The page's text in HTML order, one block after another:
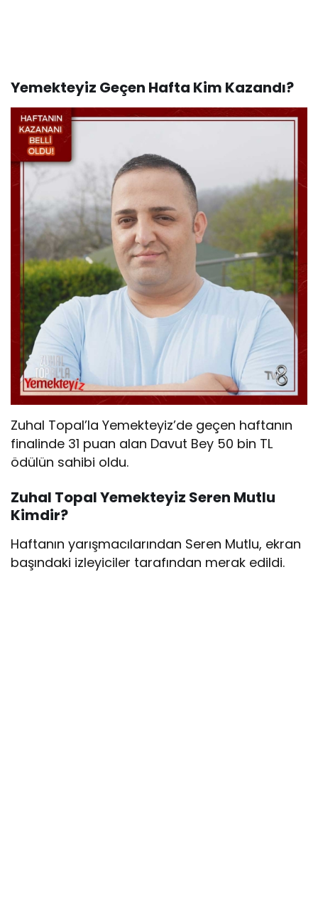
Yemekteyiz Geçen Hafta Kim Kazandı?
Zuhal Topal’la Yemekteyiz’de geçen haftanın
finalinde 31 puan alan Davut Bey 50 bin TL
ödülün sahibi oldu.
Zuhal Topal Yemekteyiz Seren Mutlu
Kimdir?
Haftanın yarışmacılarından Seren Mutlu, ekran
başındaki izleyiciler tarafından merak edildi.